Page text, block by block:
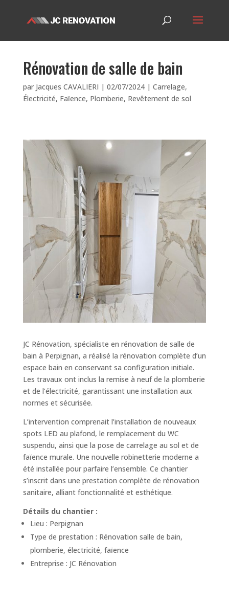
Rénovation de salle de bain
par Jacques CAVALIERI | 02/07/2024| Carrelage,
Électricité, Faïence, Plomberie, Revêtement de sol
JC Rénovation, spécialiste en rénovation de salle de
bain à Perpignan, a réalisé la rénovation complète d’un
espace bain en conservant sa configuration initiale.
Les travaux ont inclus la remise à neuf de la plomberie
et de l’électricité, garantissant une installation aux
normes et sécurisée.
L’intervention comprenait l’installation de nouveaux
spots LED au plafond, le remplacement du WC
suspendu, ainsi que la pose de carrelage au sol et de
faïence murale. Une nouvelle robinetterie moderne a
été installée pour parfaire l’ensemble. Ce chantier
s’inscrit dans une prestation complète de rénovation
sanitaire, alliant fonctionnalité et esthétique.
Détails du chantier :
Lieu : Perpignan
Type de prestation : Rénovation salle de bain,
plomberie, électricité, faïence
Entreprise : JC Rénovation